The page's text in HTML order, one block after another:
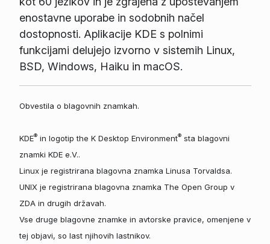
enostavne uporabe in sodobnih načel
dostopnosti. Aplikacije KDE s polnimi
funkcijami delujejo izvorno v sistemih Linux,
BSD, Windows, Haiku in macOS.
Obvestila o blagovnih znamkah.
KDE®in logotip the K Desktop Environment®sta blagovni
znamki KDE e.V..
Linux je registrirana blagovna znamka Linusa Torvaldsa.
UNIX je registrirana blagovna znamka The Open Group v
ZDA in drugih državah.
Vse druge blagovne znamke in avtorske pravice, omenjene v
tej objavi, so last njihovih lastnikov.